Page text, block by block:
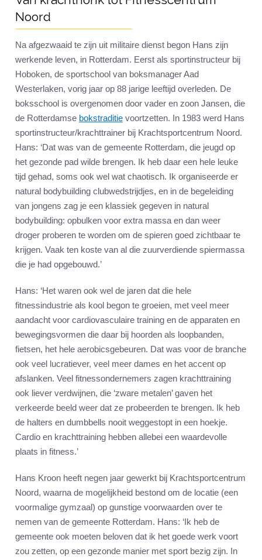
Noord
Na afgezwaaid te zijn uit militaire dienst begon Hans zijn
werkende leven, in Rotterdam. Eerst als sportinstructeur bij
Hoboken, de sportschool van boksmanager Aad
Westerlaken, vorig jaar op 88 jarige leeftijd overleden. De
boksschool is overgenomen door vader en zoon Jansen, die
de Rotterdamse bokstraditie voortzetten. In 1983 werd Hans
sportinstructeur/krachttrainer bij Krachtsportcentrum Noord.
Hans: ‘Dat was van de gemeente Rotterdam, die jeugd op
het gezonde pad wilde brengen. Ik heb daar een hele leuke
tijd gehad, soms ook wel wat chaotisch. Ik organiseerde er
natural bodybuilding clubwedstrijdjes, en in de begeleiding
van jongens zag je een klassiek gegeven in natural
bodybuilding: opbulken voor extra massa en dan weer
droger proberen te worden om de spieren goed zichtbaar te
krijgen. Vaak ten koste van al die zuurverdiende spiermassa
die je had opgebouwd.’
Hans: ‘Het waren ook wel de jaren dat die hele
fitnessindustrie als kool begon te groeien, met veel meer
aandacht voor cardiovasculaire training en de apparaten en
bewegingsvormen die daar bij hoorden als loopbanden,
fietsen, het hele aerobicsgebeuren. Dat was voor de branche
ook veel lucratiever, veel meer dames en het accent op
afslanken. Veel fitnessondernemers zagen krachttraining
ook liever verdwijnen, die ‘zware metalen’ gaven het
verkeerde beeld weer dat ze probeerden te brengen. Ik heb
de halters en dumbbells nooit weggestopt in een hoekje.
Cardio en krachttraining hebben allebei een waardevolle
plaats in fitness.’
Hans Kroon heeft negen jaar gewerkt bij Krachtsportcentrum
Noord, waarna de mogelijkheid bestond om de locatie (een
voormalige gymzaal) op gunstige voorwaarden over te
nemen van de gemeente Rotterdam. Hans: ‘Ik heb de
gemeente ook moeten beloven dat ik het goede werk voort
zou zetten, op een gezonde manier met sport bezig zijn. In